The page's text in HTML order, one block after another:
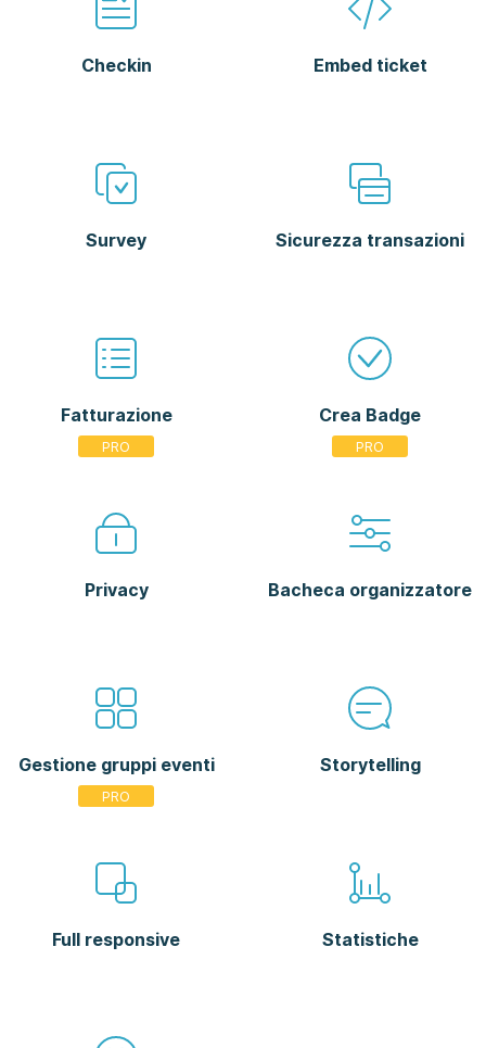
Checkin Embed ticket
Survey Sicurezza transazioni
Fatturazione Crea Badge
Privacy Bacheca organizzatore
Gestione gruppi eventi Storytelling
Full responsive Statistiche